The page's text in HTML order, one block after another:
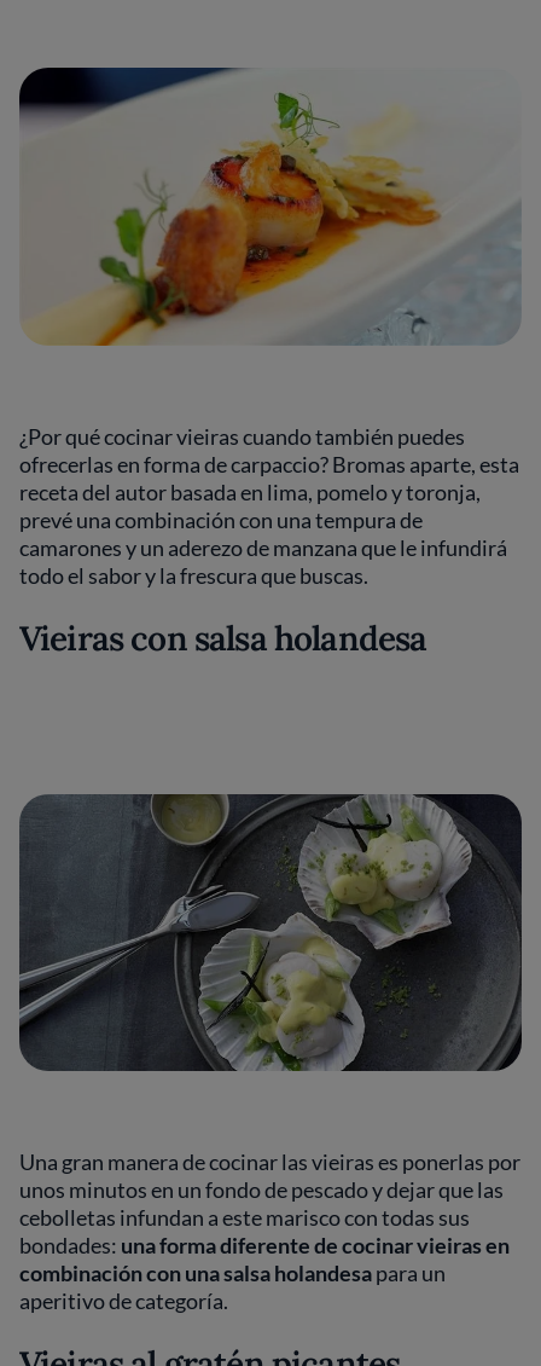
¿Por qué cocinar vieiras cuando también puedes
ofrecerlas en forma de carpaccio? Bromas aparte, esta
receta del autor basada en lima, pomelo y toronja,
prevé una combinación con una tempura de
camarones y un aderezo de manzana que le infundirá
todo el sabor y la frescura que buscas.
Vieiras con salsa holandesa
Una gran manera de cocinar las vieiras es ponerlas por
unos minutos en un fondo de pescado y dejar que las
cebolletas infundan a este marisco con todas sus
bondades: una forma diferente de cocinar vieiras en
combinación con una salsa holandesapara un
aperitivo de categoría.